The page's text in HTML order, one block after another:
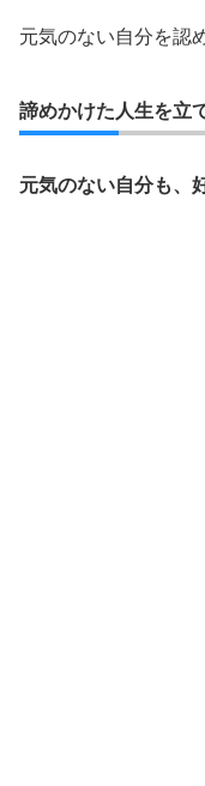
元気のない自分を認
諦めかけた人生を立
元気のない自分も、